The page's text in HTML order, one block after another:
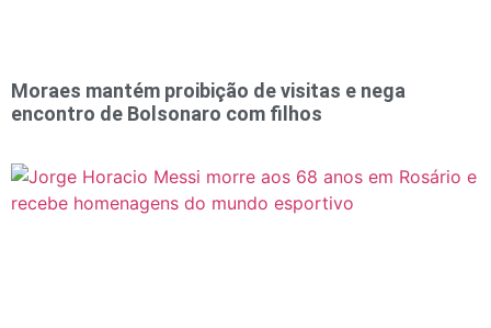
Moraes mantém proibição de visitas e nega
encontro de Bolsonaro com filhos